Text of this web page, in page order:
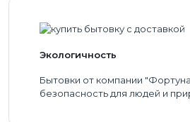
Экологичность
Бытовки от компании
безопасность для людей и